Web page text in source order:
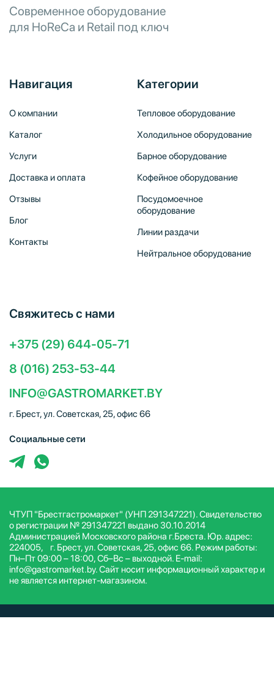
Современное оборудование
для HoReCa и Retail под ключ
Навигация
О компании
Каталог
Услуги
Доставка и оплата
Отзывы
Блог
Контакты
Категории
Тепловое оборудование
Холодильное оборудование
Барное оборудование
Кофейное оборудование
Посудомоечное
оборудование
Линии раздачи
Нейтральное оборудование
Свяжитесь с нами
+375 (29) 644-05-71
8 (016) 253-53-44
INFO@GASTROMARKET.BY
г. Брест, ул. Советская, 25, офис 66
Социальные сети
ЧТУП "Брестгастромаркет" (УНП 291347221). Свидетельство
о регистрации № 291347221 выдано 30.10.2014
Администрацией Московского района г.Бреста. Юр. адрес:
224005, г. Брест, ул. Советская, 25, офис 66. Режим работы:
Пн–Пт 09:00 – 18:00, Сб–Вс – выходной. E-mail:
info@gastromarket.by. Сайт носит информационный характер и
не является интернет-магазином.